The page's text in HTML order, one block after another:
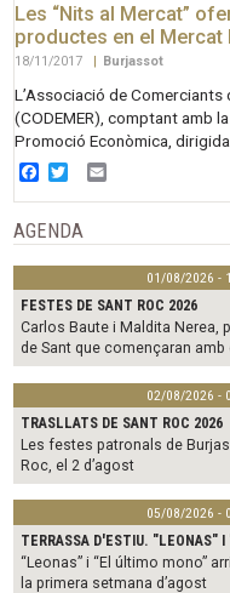
Les “Nits al Mercat”
productes en el Mercat
18/11/2017 | Burjassot
L’Associació de Comerciants
(CODEMER), comptant amb
Promoció Econòmica,
Facebook
Twitter
AGENDA
01/08/2026 -
FESTES DE SANT ROC 2026
Carlos Baute i Maldita
de Sant que començaran
02/08/2026 -
TRASLLATS DE SANT ROC 2026
Les festes patronals de
Roc, el 2 d’agost
05/08/2026 -
TERRASSA D'ESTIU. "LEONAS"
“Leonas” i “El último mono”
la primera setmana d’agost